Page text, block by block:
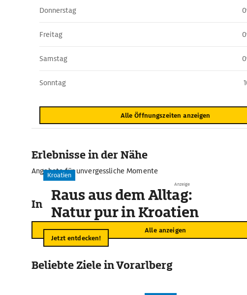
Donnerstag
Freitag
Samstag
Sonntag
Alle Öffnungszeiten anzeigen
Erlebnisse in der Nähe
Angebote für unvergessliche Momente
In der Umgebung
Alle anzeigen
Anzeige
Kroatien
Raus aus dem Alltag:
Natur pur in Kroatien
Jetzt entdecken!
Beliebte Ziele in Vorarlberg